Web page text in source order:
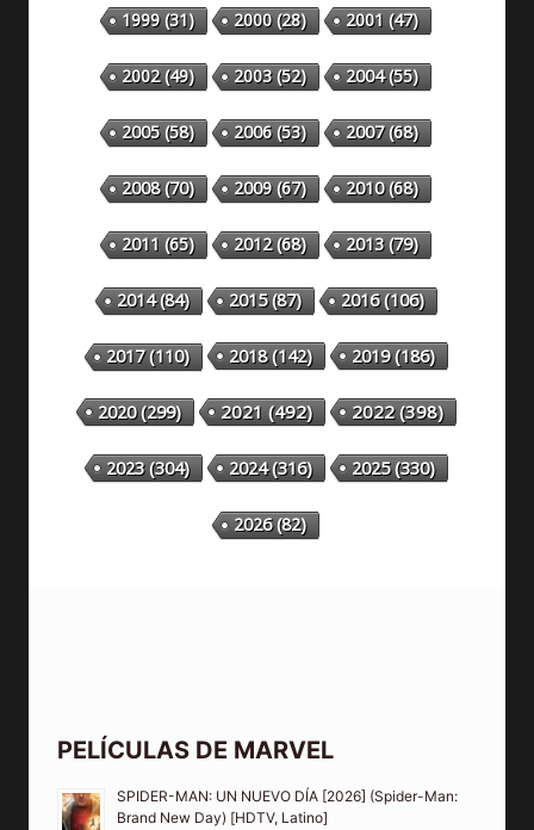
1999(31) 2000(28) 2001 (47)
2002(49) 2003(52) 2004(55)
2005(58) 2006(53) 2007(68)
2008(70) 2009(67) 2010(68)
2011 (65) 2012(68) 2013(79)
2014(84) 2015(87) 2016(106)
2017(110) 2018(142) 2019(186)
2020(299) 2021(492) 2022(398)
2023(304) 2024(316) 2025(330)
2026(82)
PELÍCULAS DE MARVEL
SPIDER-MAN: UN NUEVO DÍA [2026] (Spider-Man:
Brand New Day) [HDTV, Latino]